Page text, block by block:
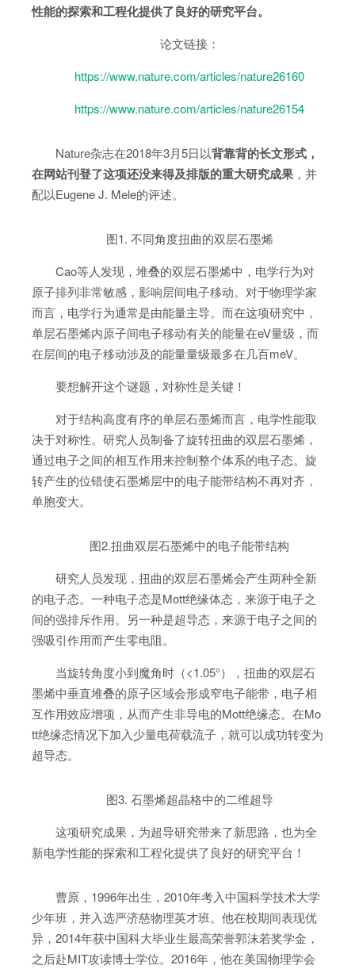
性能的探索和工程化提供了良好的研究平台。
论文链接：
https://www.nature.com/articles/nature26160
https://www.nature.com/articles/nature26154
Nature杂志在2018年3月5日以背靠背的长文形式，
在网站刊登了这项还没来得及排版的重大研究成果 ，并
配以Eugene J. Mele的评述。
图1. 不同角度扭曲的双层石墨烯
Cao等人发现，堆叠的双层石墨烯中，电学行为对
原子排列非常敏感，影响层间电子移动。对于物理学家
而言，电学行为通常是由能量主导。而在这项研究中，
单层石墨烯内原子间电子移动有关的能量在eV量级，而
在层间的电子移动涉及的能量量级最多在几百meV。
要想解开这个谜题，对称性是关键！
对于结构高度有序的单层石墨烯而言，电学性能取
决于对称性。研究人员制备了旋转扭曲的双层石墨烯，
通过电子之间的相互作用来控制整个体系的电子态。旋
转产生的位错使石墨烯层中的电子能带结构不再对齐，
单胞变大。
图2.扭曲双层石墨烯中的电子能带结构
研究人员发现，扭曲的双层石墨烯会产生两种全新
的电子态。一种电子态是Mott绝缘体态，来源于电子之
间的强排斥作用。另一种是超导态，来源于电子之间的
强吸引作用而产生零电阻。
当旋转角度小到魔角时（<1.05°），扭曲的双层石
墨烯中垂直堆叠的原子区域会形成窄电子能带，电子相
互作用效应增项，从而产生非导电的Mott绝缘态。在Mo
tt绝缘态情况下加入少量电荷载流子，就可以成功转变为
超导态。
图3. 石墨烯超晶格中的二维超导
这项研究成果，为超导研究带来了新思路，也为全
新电学性能的探索和工程化提供了良好的研究平台！
曹原，1996年出生，2010年考入中国科学技术大学
少年班，并入选严济慈物理英才班。他在校期间表现优
异，2014年获中国科大毕业生最高荣誉郭沫若奖学金，
之后赴MIT攻读博士学位。2016年，他在美国物理学会